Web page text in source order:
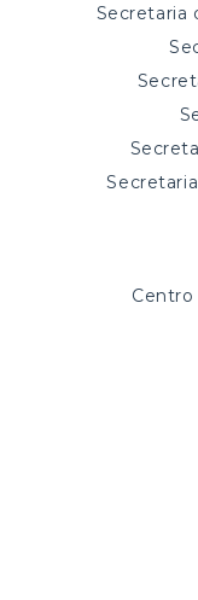
Secretaria